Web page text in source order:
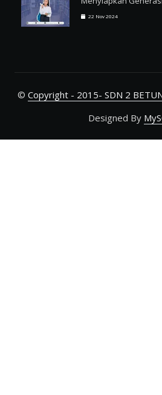
22 Nov 2024
© Copyright - 2015- SDN 2
Designed By